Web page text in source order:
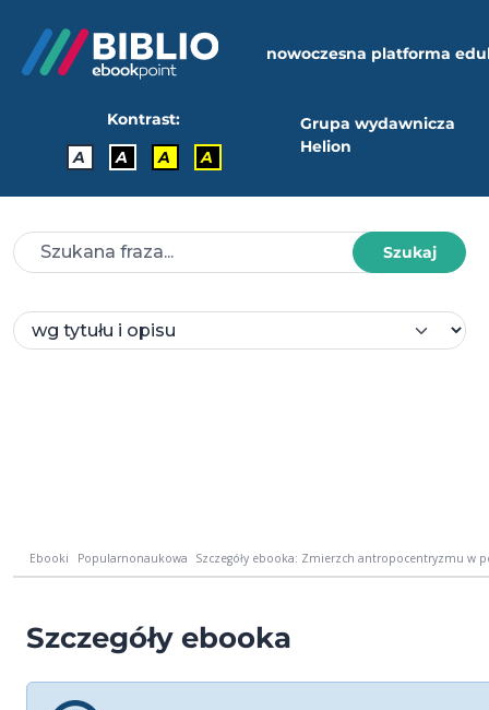
nowoczesna platforma
Kontrast:
A
A A A
Grupa wydawnicza
Helion
Szukaj
Ebooki Popularnonaukowa Szczegóły ebooka: Zmierzch antropocentryzmu w
Szczegóły ebooka